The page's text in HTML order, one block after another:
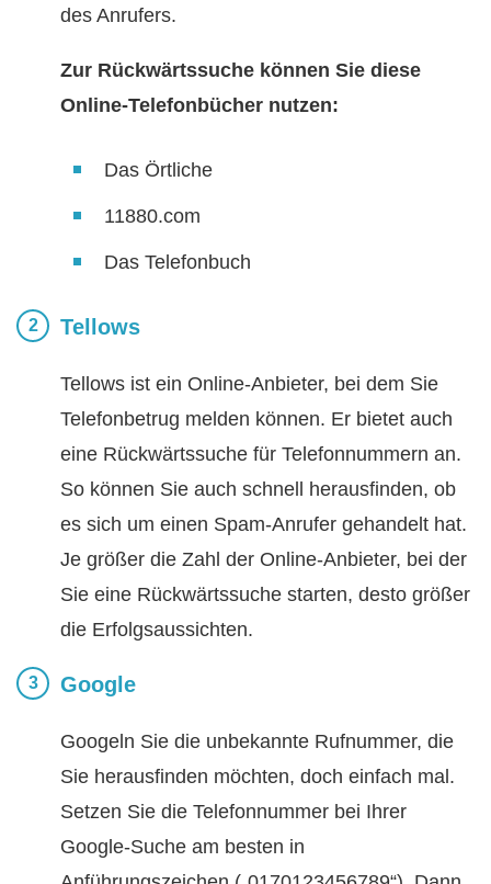
des Anrufers.
Zur Rückwärtssuche können Sie diese
Online-Telefonbücher nutzen:
Das Örtliche
11880.com
Das Telefonbuch
Tellows
Tellows ist ein Online-Anbieter, bei dem Sie
Telefonbetrug melden können. Er bietet auch
eine Rückwärtssuche für Telefonnummern an.
So können Sie auch schnell herausfinden, ob
es sich um einen Spam-Anrufer gehandelt hat.
Je größer die Zahl der Online-Anbieter, bei der
Sie eine Rückwärtssuche starten, desto größer
die Erfolgsaussichten.
Google
Googeln Sie die unbekannte Rufnummer, die
Sie herausfinden möchten, doch einfach mal.
Setzen Sie die Telefonnummer bei Ihrer
Google-Suche am besten in